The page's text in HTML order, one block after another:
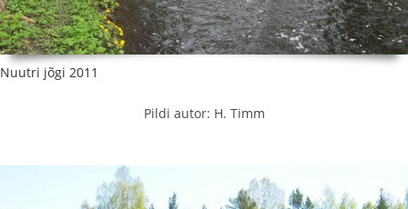
Nuutri jõgi 2011
Pildi autor: H. Timm